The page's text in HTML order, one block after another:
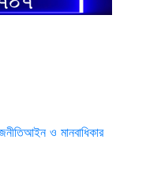
আইন ও মানবাধিকার